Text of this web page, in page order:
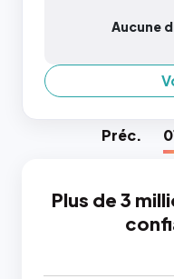
Aucune
Préc.
Plus de 3